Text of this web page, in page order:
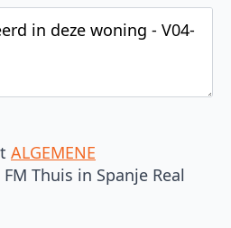
ALGEMENE
FM Thuis in Spanje Real